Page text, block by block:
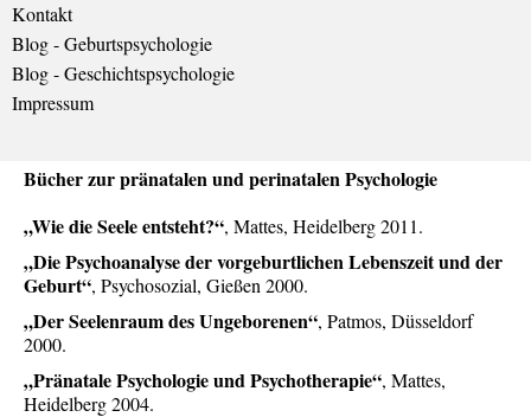
Kontakt
Blog - Geburtspsychologie
Blog - Geschichtspsychologie
Impressum
Bücher zur pränatalen und perinatalen Psychologie
„Wie die Seele entsteht?“, Mattes, Heidelberg 2011.
„Die Psychoanalyse der vorgeburtlichen Lebenszeit und der
Geburt“, Psychosozial, Gießen 2000.
„Der Seelenraum des Ungeborenen“, Patmos, Düsseldorf
2000.
„Pränatale Psychologie und Psychotherapie“, Mattes,
Heidelberg 2004.